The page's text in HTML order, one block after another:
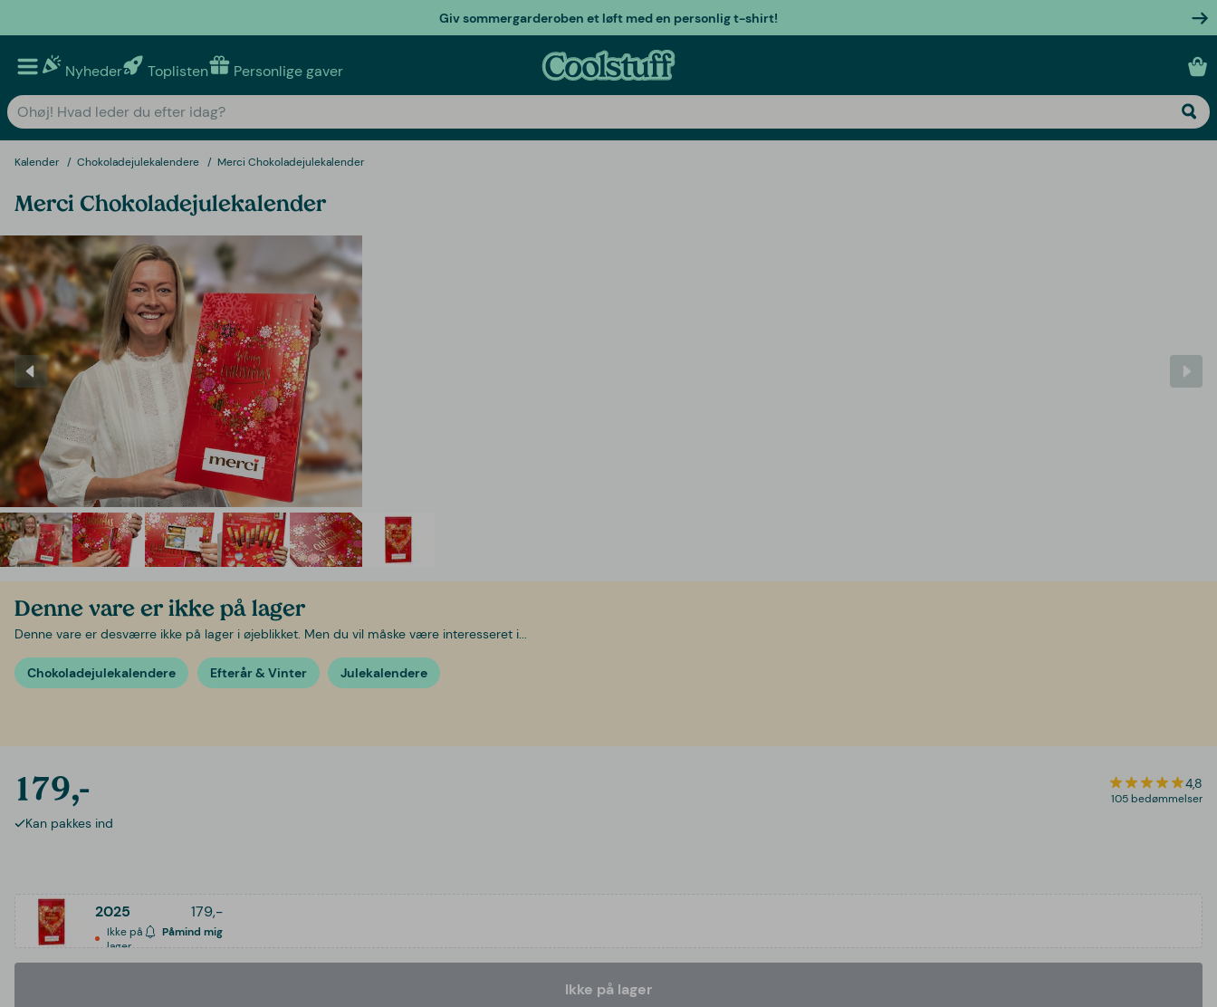
Giv sommergarderoben et løft med en personlig t-shirt!
Nyheder Toplisten Personlige gaver
Kalender Chokoladejulekalendere Merci Chokoladejulekalender
Merci Chokoladejulekalender
Denne vare er ikke på lager
Denne vare er desværre ikke på lager i øjeblikket. Men du vil måske være interesseret i...
Chokoladejulekalendere Efterår & Vinter Julekalendere
179,- 4,8
105 bedømmelser
Kan pakkes ind
2025 179,-
Ikke på
lager
Påmind mig
Ikke på lager